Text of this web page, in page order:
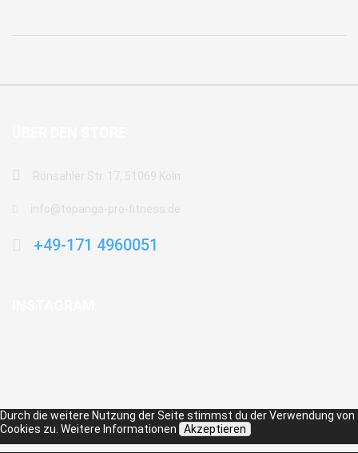
Rönsahler Str. 17, 51069 Köln
info@topanga-pro-fitness.de
+49-171 4960051
Durch die weitere Nutzung der Seite stimmst du der Verwendung von
Cookies zu. Weitere Informationen Akzeptieren